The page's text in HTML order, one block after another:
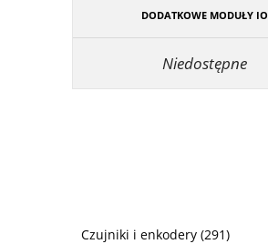
Czujniki i enkodery (291)
DODATKOWE MODUŁY IO
Niedostępne